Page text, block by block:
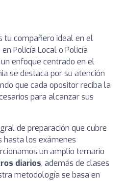
tu compañero ideal en el
Policía Local o Policía
un enfoque centrado en el
se destaca por su atención
que cada opositor reciba la
para alcanzar sus
de preparación que cubre
hasta los exámenes
un amplio temario
diarios, además de clases
metodología se basa en